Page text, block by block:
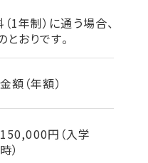
年制）に通う場合、
おりです。
金額（年額）
150,000円（入学
時）